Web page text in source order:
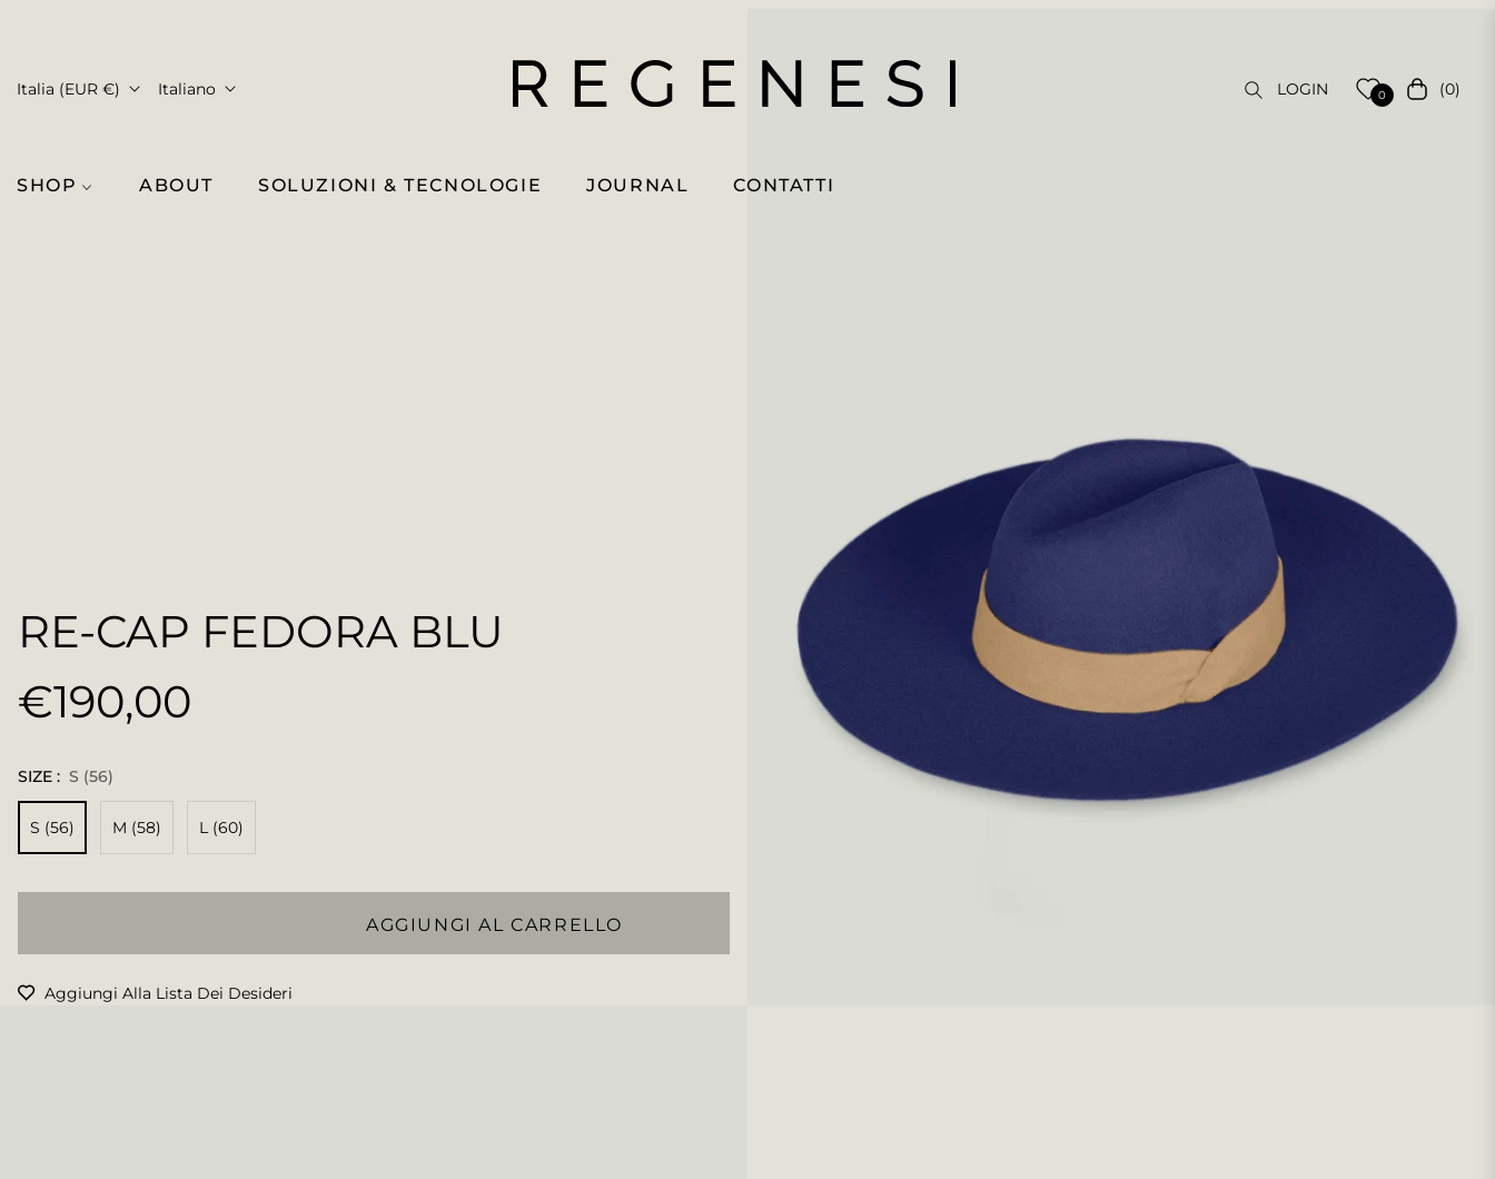
Italia (EUR €) Italiano LOGIN 0 Carrello
(0)
SHOP ABOUT SOLUZIONI & TECNOLOGIE JOURNAL CONTATTI
RE-CAP FEDORA BLU
Prezzo
€190,00
SIZE : S (56)
S (56) M (58) L (60)
AGGIUNGI AL CARRELLO
Aggiungi Alla Lista Dei Desideri